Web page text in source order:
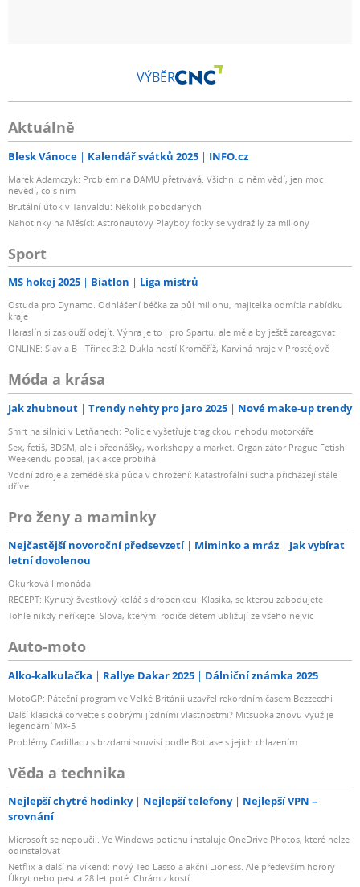
VÝBĚR
Aktuálně
Blesk Vánoce Kalendář svátků 2025 INFO.cz
Marek Adamczyk: Problém na DAMU přetrvává. Všichni o něm vědí, jen moc
nevědí, co s ním
Brutální útok v Tanvaldu: Několik pobodaných
Nahotinky na Měsíci: Astronautovy Playboy fotky se vydražily za miliony
Sport
MS hokej 2025 Biatlon Liga mistrů
Ostuda pro Dynamo. Odhlášení béčka za půl milionu, majitelka odmítla nabídku
kraje
Haraslín si zaslouží odejít. Výhra je to i pro Spartu, ale měla by ještě zareagovat
ONLINE: Slavia B - Třinec 3:2. Dukla hostí Kroměříž, Karviná hraje v Prostějově
Móda a krása
Jak zhubnout Trendy nehty pro jaro 2025 Nové make-up trendy
Smrt na silnici v Letňanech: Policie vyšetřuje tragickou nehodu motorkáře
Sex, fetiš, BDSM, ale i přednášky, workshopy a market. Organizátor Prague Fetish
Weekendu popsal, jak akce probíhá
Vodní zdroje a zemědělská půda v ohrožení: Katastrofální sucha přicházejí stále
dříve
Pro ženy a maminky
Nejčastější novoroční předsevzetí Miminko a mráz
Jak vybírat
letní dovolenou
Okurková limonáda
RECEPT: Kynutý švestkový koláč s drobenkou. Klasika, se kterou zabodujete
Tohle nikdy neříkejte! Slova, kterými rodiče dětem ubližují ze všeho nejvíc
Auto-moto
Alko-kalkulačka Rallye Dakar 2025 Dálniční známka 2025
MotoGP: Páteční program ve Velké Británii uzavřel rekordním časem Bezzecchi
Další klasická corvette s dobrými jízdními vlastnostmi? Mitsuoka znovu využije
legendární MX-5
Problémy Cadillacu s brzdami souvisí podle Bottase s jejich chlazením
Věda a technika
Nejlepší chytré hodinky Nejlepší telefony
Nejlepší VPN –
srovnání
Microsoft se nepoučil. Ve Windows potichu instaluje OneDrive Photos, které nelze
odinstalovat
Netflix a další na víkend: nový Ted Lasso a akční Lioness. Ale především horory
Úkryt nebo past a 28 let poté: Chrám z kostí